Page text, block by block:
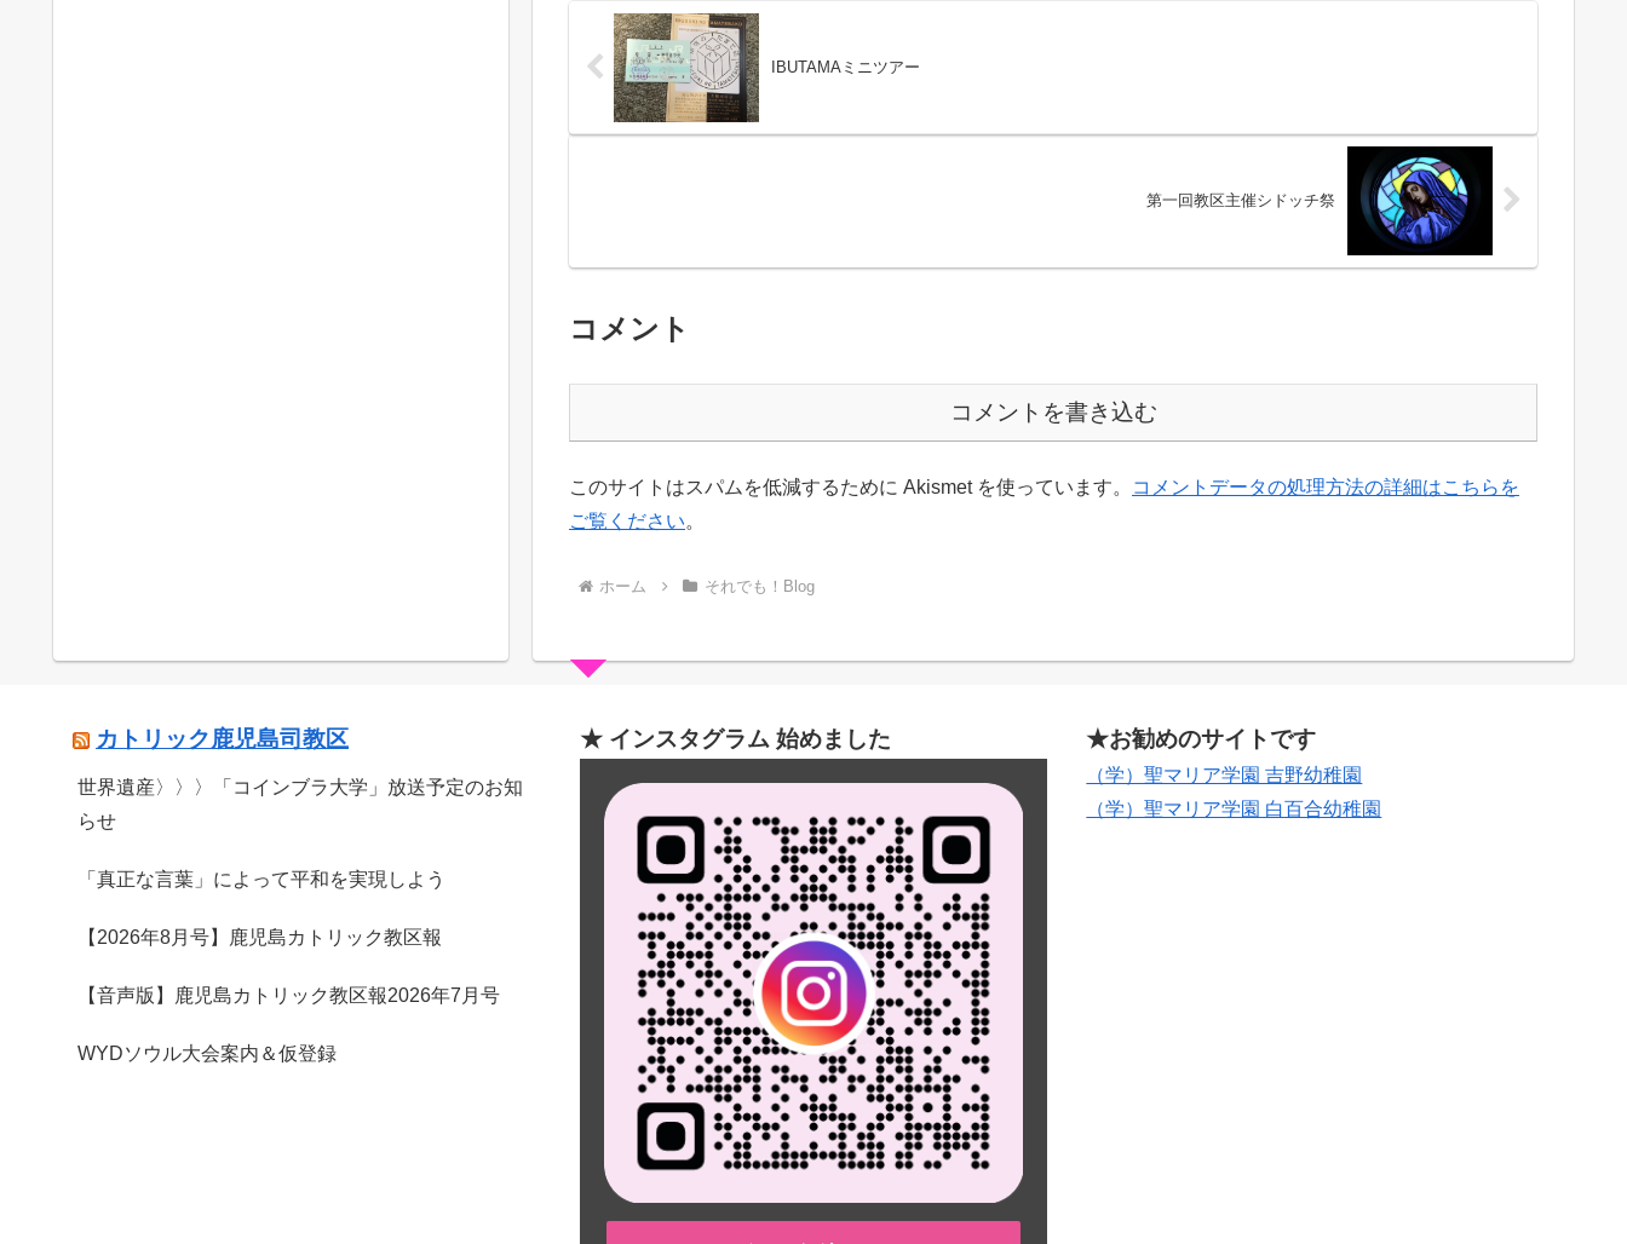
IBUTAMAミニツアー
第一回教区主催シドッチ祭
コメント
コメントを書き込む
このサイトはスパムを低減するために Akismet を使っています。
コメントデータの処理方法の詳細はこちらを
ご覧ください。
ホーム それでも！Blog
カトリック鹿児島司教区
世界遺産〉〉〉「コインブラ大学」放送予定のお知
らせ
「真正な言葉」によって平和を実現しよう
【2026年8月号】鹿児島カトリック教区報
【音声版】鹿児島カトリック教区報2026年7月号
WYDソウル大会案内＆仮登録
★ インスタグラム 始めました ★お勧めのサイトです
（学）聖マリア学園 吉野幼稚園
（学）聖マリア学園 白百合幼稚園